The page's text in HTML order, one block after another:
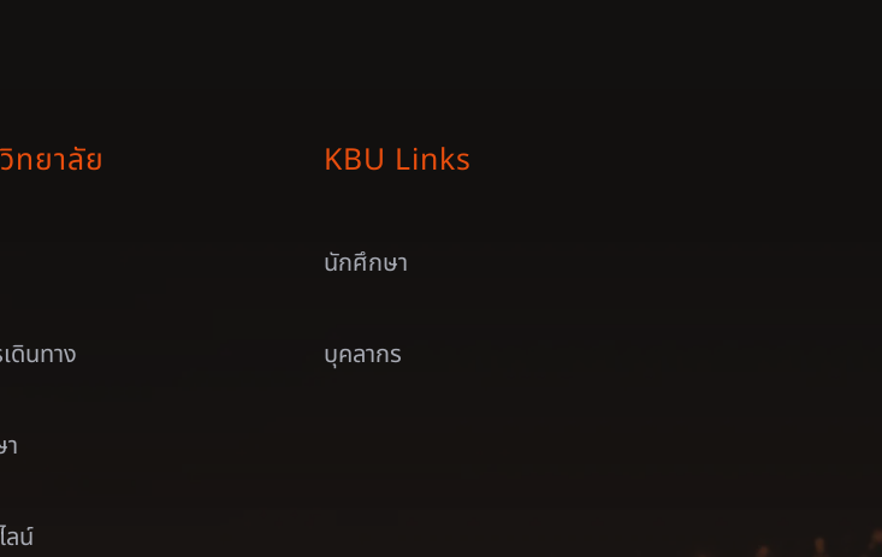
ทยาลัย
ดินทาง
ลน์
KBU Links
นักศึกษา
บุคลากร